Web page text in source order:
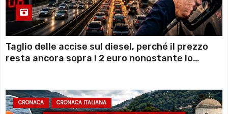
Taglio delle accise sul diesel, perché il prezzo
resta ancora sopra i 2 euro nonostante lo
CRONACA CRONACA ITALIANA